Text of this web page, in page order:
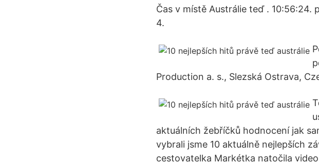
Čas v místě Austrálie teď . 10:56:24.
4.
Production a. s., Slezská Ostrava,
aktuálních žebříčků hodnocení jak
vybrali jsme 10 aktuálně nejlepších
cestovatelka Markétka natočila